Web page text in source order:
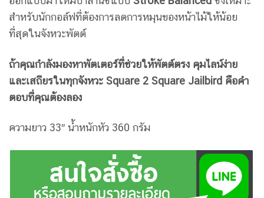
สำหรับนักกอล์ฟที่ต้องการลดการหมุนของหน้าไม้ให้น้อย
ที่สุดในจังหวะพัตต์
ถ้าคุณกำลังมองหาพัตเตอร์ที่ช่วยให้พัตต์ตรง คุมไลน์ง่าย
และเสถียรในทุกจังหวะ Square 2 Square Jailbird คือคำ
ตอบที่คุณต้องลอง
ความยาว 33″ น้ำหนักหัว 360 กรัม